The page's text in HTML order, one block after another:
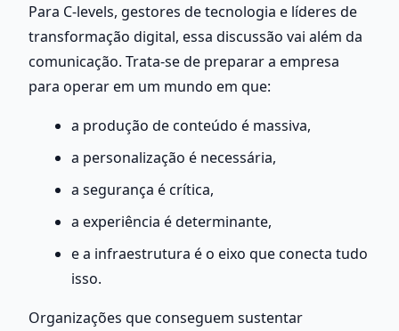
Para C-levels, gestores de tecnologia e líderes de
transformação digital, essa discussão vai além da
comunicação. Trata-se de preparar a empresa
para operar em um mundo em que:
a produção de conteúdo é massiva,
a personalização é necessária,
a segurança é crítica,
a experiência é determinante,
e a infraestrutura é o eixo que conecta tudo
isso.
Organizações que conseguem sustentar